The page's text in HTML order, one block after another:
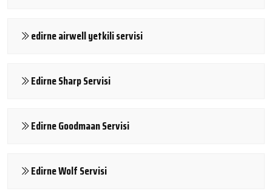
edirne airwell yetkili servisi
Edirne Sharp Servisi
Edirne Goodmaan Servisi
Edirne Wolf Servisi